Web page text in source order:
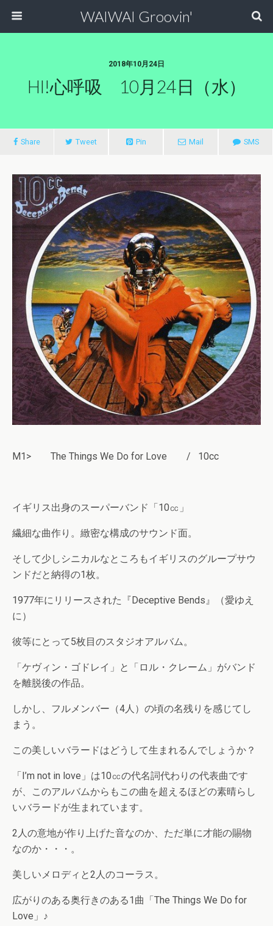
WAIWAI Groovin'
2018年10月24日
HI!心呼吸 10月24日（水）
Share Tweet Pin Mail SMS
M1> The Things We Do for Love / 10cc
イギリス出身のスーパーバンド「10㏄」
繊細な曲作り。緻密な構成のサウンド面。
そして少しシニカルなところもイギリスのグループサウ
ンドだと納得の1枚。
1977年にリリースされた『Deceptive Bends』（愛ゆえ
に）
彼等にとって5枚目のスタジオアルバム。
「ケヴィン・ゴドレイ」と「ロル・クレーム」がバンド
を離脱後の作品。
しかし、フルメンバー（4人）の頃の名残りを感じてし
まう。
この美しいバラードはどうして生まれるんでしょうか？
「I’m not in love」は10㏄の代名詞代わりの代表曲です
が、このアルバムからもこの曲を超えるほどの素晴らし
いバラードが生まれています。
2人の意地が作り上げた音なのか、ただ単に才能の賜物
なのか・・・。
美しいメロディと2人のコーラス。
広がりのある奥行きのある1曲「The Things We Do for
Love」♪